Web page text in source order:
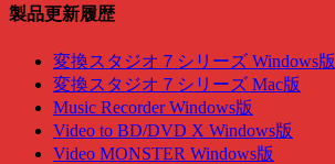
製品更新履歴
変換スタジオ７シリーズ Windows版
変換スタジオ７シリーズ Mac版
Music Recorder Windows版
Video to BD/DVD X Windows版
Video MONSTER Windows版